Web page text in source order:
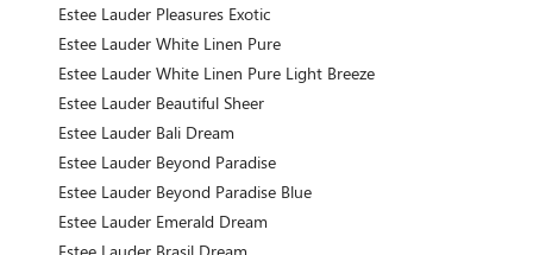
Estee Lauder Pleasures Exotic
Estee Lauder White Linen Pure
Estee Lauder White Linen Pure Light Breeze
Estee Lauder Beautiful Sheer
Estee Lauder Bali Dream
Estee Lauder Beyond Paradise
Estee Lauder Beyond Paradise Blue
Estee Lauder Emerald Dream